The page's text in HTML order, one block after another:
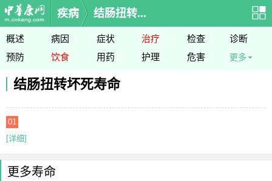
疾病 结肠扭转...
概述 病因 症状 治疗 检查
诊断
预防
饮食 用药 护理 危害 更多
结肠扭转坏死寿命
01
[详细]
更多寿命